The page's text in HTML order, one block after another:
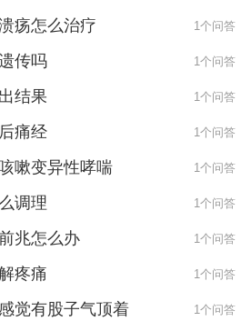
疡怎么治疗 1个问答
传吗 1个问答
结果 1个问答
痛经 1个问答
嗽变异性哮喘 1个问答
调理 1个问答
兆怎么办 1个问答
疼痛 1个问答
觉有股子气顶着 1个问答